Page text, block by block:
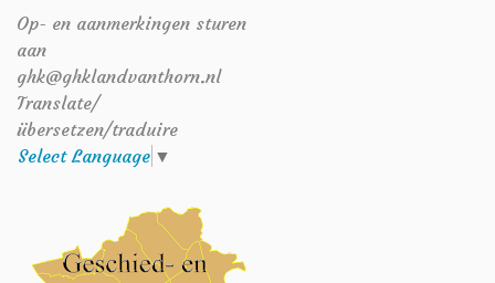
Op- en aanmerkingen sturen
aan
ghk@ghklandvanthorn.nl
Translate/
übersetzen/traduire
Select Language ▼